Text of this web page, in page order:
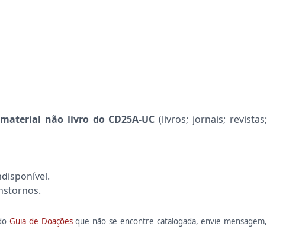
não livro do CD25A-UC(livros; jornais; revistas;
Guia de Doaçõesque não se encontre catalogada, envie mensagem,